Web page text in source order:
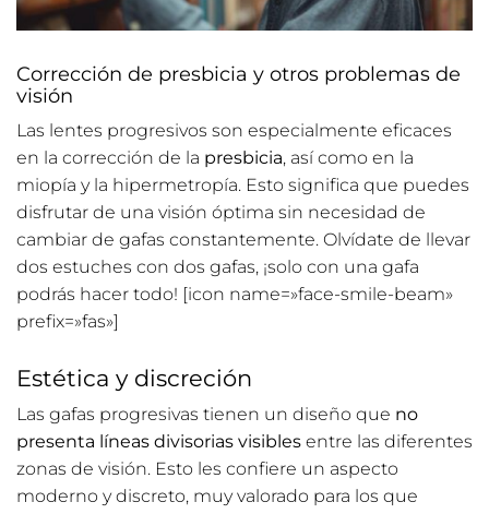
Corrección de presbicia y otros problemas de
visión
Las lentes progresivos son especialmente eficaces
en la corrección de la presbicia, así como en la
miopía y la hipermetropía. Esto significa que puedes
disfrutar de una visión óptima sin necesidad de
cambiar de gafas constantemente. Olvídate de llevar
dos estuches con dos gafas, ¡solo con una gafa
podrás hacer todo! [icon name=»face-smile-beam»
prefix=»fas»]
Estética y discreción
Las gafas progresivas tienen un diseño que no
presenta líneas divisorias visibles entre las diferentes
zonas de visión. Esto les confiere un aspecto
moderno y discreto, muy valorado para los que